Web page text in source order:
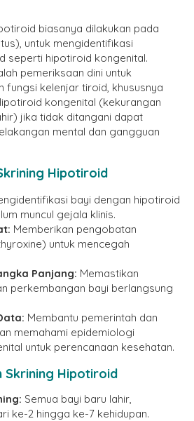
biasanya dilakukan pada
untuk mengidentifikasi
seperti hipotiroid kongenital.
pemeriksaan dini untuk
fungsi kelenjar tiroid, khususnya
kongenital (kekurangan
jika tidak ditangani dapat
mental dan gangguan
Hipotiroid
bayi dengan hipotiroid
muncul gejala klinis.
Memberikan pengobatan
untuk mencegah
Panjang: Memastikan
perkembangan bayi berlangsung
Membantu pemerintah dan
memahami epidemiologi
untuk perencanaan kesehatan.
Skrining Hipotiroid
Semua bayi baru lahir,
ke-2 hingga ke-7 kehidupan.